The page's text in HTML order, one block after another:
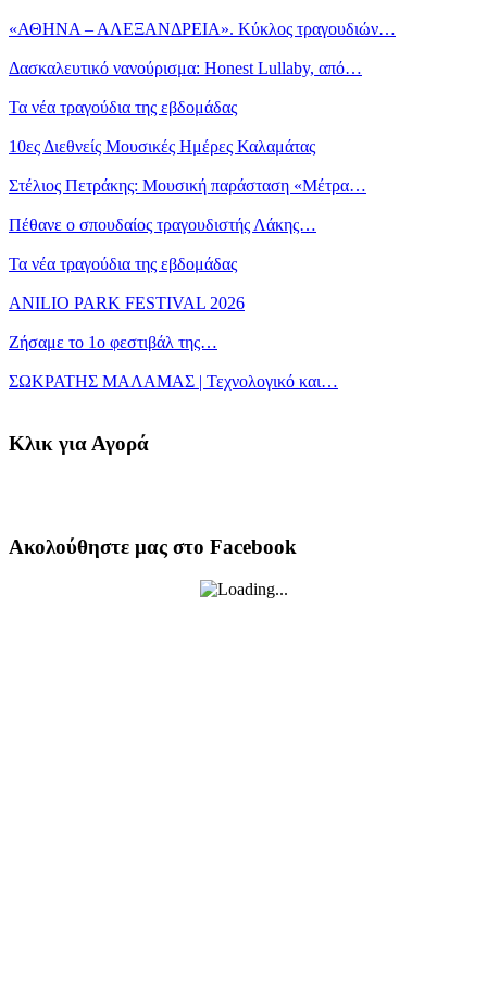
«ΑΘΗΝΑ – ΑΛΕΞΑΝΔΡΕΙΑ». Κύκλος τραγουδιών…
Δασκαλευτικό νανούρισμα: Honest Lullaby, από…
Τα νέα τραγούδια της εβδομάδας
10ες Διεθνείς Μουσικές Ημέρες Καλαμάτας
Στέλιος Πετράκης: Μουσική παράσταση «Μέτρα…
Πέθανε ο σπουδαίος τραγουδιστής Λάκης…
Τα νέα τραγούδια της εβδομάδας
ANILIO PARK FESTIVAL 2026
Ζήσαμε το 1ο φεστιβάλ της…
ΣΩΚΡΑΤΗΣ ΜΑΛΑΜΑΣ | Τεχνολογικό και…
Κλικ για Αγορά
Ακολούθηστε μας στο Facebook